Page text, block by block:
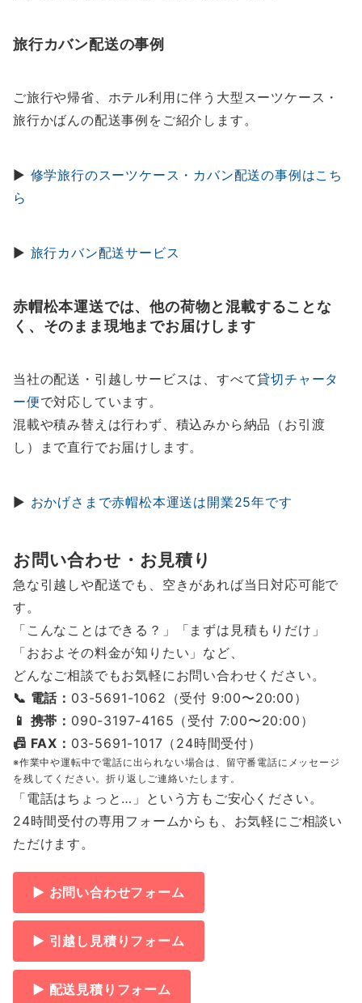
旅行カバン配送の事例
ご旅行や帰省、ホテル利用に伴う大型スーツケース・
旅行かばんの配送事例をご紹介します。
▶ 修学旅行のスーツケース・カバン配送の事例はこち
ら
▶ 旅行カバン配送サービス
赤帽松本運送では、他の荷物と混載することな
く、そのまま現地までお届けします
当社の配送・引越しサービスは、すべて貸切チャータ
ー便で対応しています。
混載や積み替えは行わず、積込みから納品（お引渡
し）まで直行でお届けします。
▶ おかげさまで赤帽松本運送は開業25年です
お問い合わせ・お見積り
急な引越しや配送でも、空きがあれば当日対応可能で
す。
「こんなことはできる？」「まずは見積もりだけ」
「おおよその料金が知りたい」など、
どんなご相談でもお気軽にお問い合わせください。
📞 電話： 03-5691-1062（受付 9:00〜20:00）
📱 携帯： 090-3197-4165（受付 7:00〜20:00）
📠 FAX： 03-5691-1017（24時間受付）
※作業中や運転中で電話に出られない場合は、留守番電話にメッセージ
を残してください。折り返しご連絡いたします。
「電話はちょっと…」という方もご安心ください。
24時間受付の専用フォームからも、お気軽にご相談い
ただけます。
▶ お問い合わせフォーム
▶ 引越し見積りフォーム
▶ 配送見積りフォーム